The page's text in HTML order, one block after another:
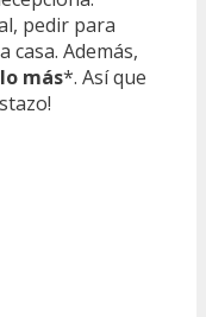
pedir para
casa. Además,
lo más*. Así que